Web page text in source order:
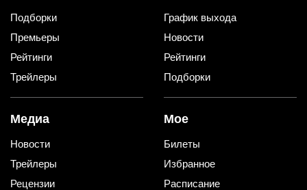
Подборки
Премьеры
Рейтинги
Трейлеры
График выхода
Новости
Рейтинги
Подборки
Медиа
Новости
Трейлеры
Рецензии
Мое
Билеты
Избранное
Расписание